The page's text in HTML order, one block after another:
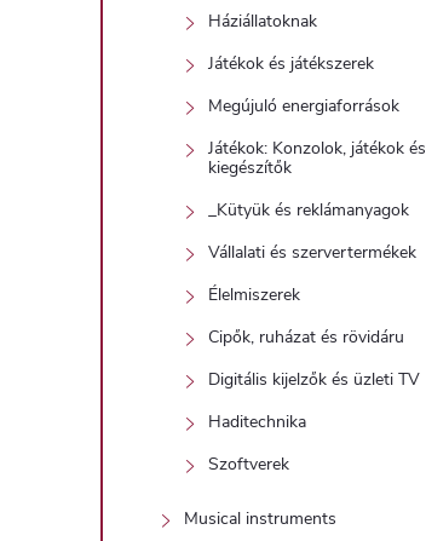
Háziállatoknak
Játékok és játékszerek
Megújuló energiaforrások
Játékok: Konzolok, játékok és
kiegészítők
_Kütyük és reklámanyagok
Vállalati és szervertermékek
Élelmiszerek
Cipők, ruházat és rövidáru
Digitális kijelzők és üzleti TV
Haditechnika
Szoftverek
Musical instruments